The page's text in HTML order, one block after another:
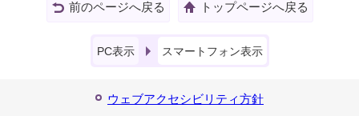
前のページへ戻る トップページへ戻る
PC表示 スマートフォン表示
ウェブアクセシビリティ方針